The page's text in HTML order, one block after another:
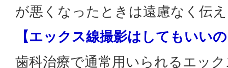
が悪くなったときは遠慮なく伝
【エックス線撮影はしてもいい
歯科治療で通常用いられるエッ